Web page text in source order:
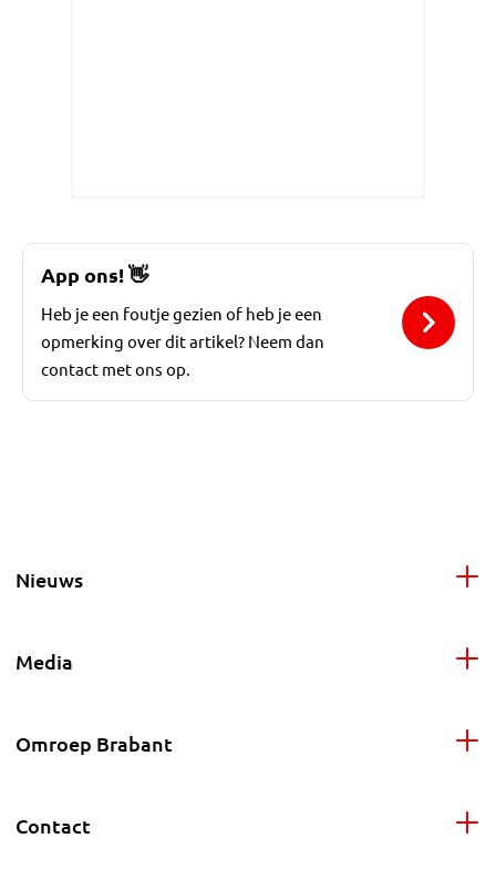
App ons!👋
Heb je een foutje gezien of heb je een
opmerking over dit artikel? Neem dan
contact met ons op.
Nieuws
Media
Omroep Brabant
Contact